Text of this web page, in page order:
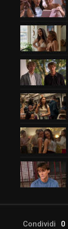
Condividi 0